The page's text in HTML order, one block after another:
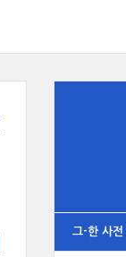
그-한 사전